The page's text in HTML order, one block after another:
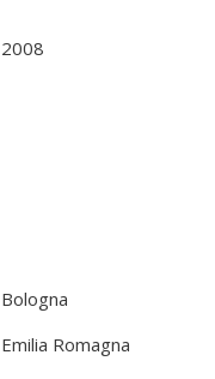
2008
Bologna
Emilia Romagna